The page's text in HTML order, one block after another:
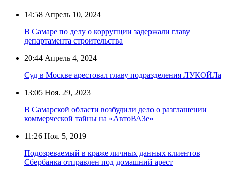
14:58 Апрель 10, 2024
В Самаре по делу о коррупции задержали главу
департамента строительства
20:44 Апрель 4, 2024
Суд в Москве арестовал главу подразделения ЛУКОЙЛа
13:05 Ноя. 29, 2023
В Самарской области возбудили дело о разглашении
коммерческой тайны на «АвтоВАЗе»
11:26 Ноя. 5, 2019
Подозреваемый в краже личных данных клиентов
Сбербанка отправлен под домашний арест